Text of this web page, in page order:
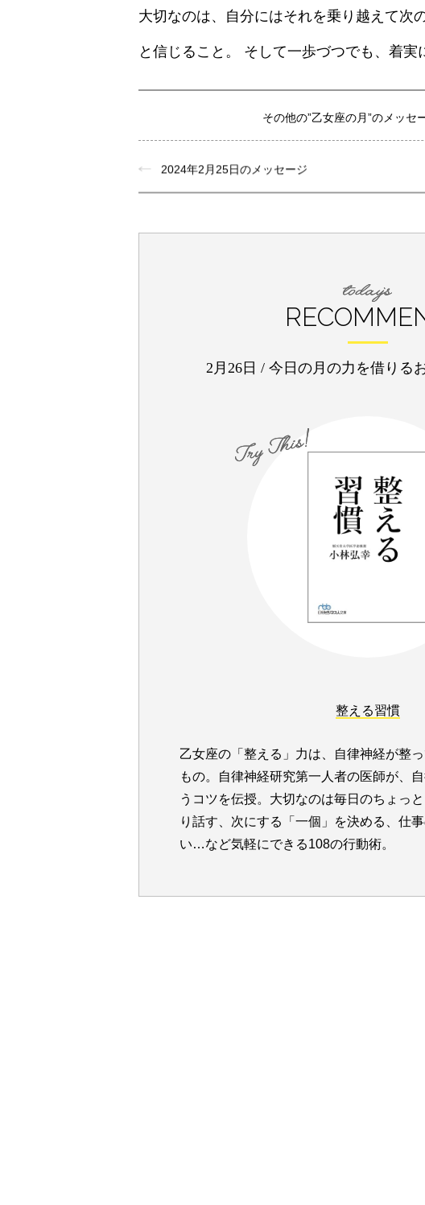
大切なのは、自分にはそれを乗り越えて次
と信じること。 そして一歩づつでも、着実
その他の”乙女座の月”のメッセ
2024年2月25日のメッセージ
2月26日 / 今日の月の力を借りる
整える習慣
乙女座の「整える」力は、自律神経が整
もの。自律神経研究第一人者の医師が、
うコツを伝授。大切なのは毎日のちょっ
り話す、次にする「一個」を決める、仕
い…など気軽にできる108の行動術。